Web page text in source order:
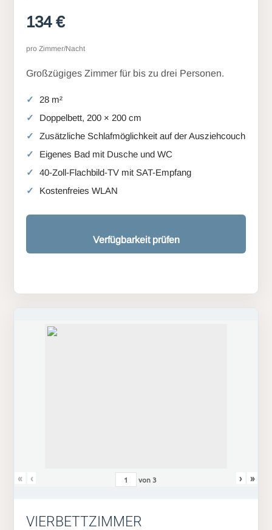
134 €
pro Zimmer/Nacht
Großzügiges Zimmer für bis zu drei Personen.
28 m²
Doppelbett, 200 × 200 cm
Zusätzliche Schlafmöglichkeit auf der Ausziehcouch
Eigenes Bad mit Dusche und WC
40-Zoll-Flachbild-TV mit SAT-Empfang
Kostenfreies WLAN
Verfügbarkeit prüfen
« ‹ von3 › »
VIERBETTZIMMER